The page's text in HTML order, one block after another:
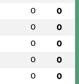
0 0
0 0
0 0
0 0
0 0